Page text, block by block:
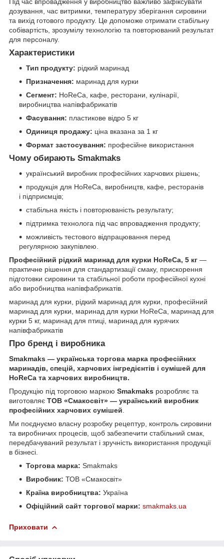
Під час впровадження у виробництво важливо зафіксувати
дозування, час витримки, температуру зберігання сировини
та вихід готового продукту. Це допоможе отримати стабільну
собівартість, зрозумілу технологію та повторюваний результат
для персоналу.
Характеристики
Тип продукту: рідкий маринад
Призначення: маринад для курки
Сегмент: HoReCa, кафе, ресторани, кулінарії,
виробництва напівфабрикатів
Фасування: пластикове відро 5 кг
Одиниця продажу: ціна вказана за 1 кг
Формат застосування: професійне використання
Чому обирають Smakmaks
український виробник професійних харчових рішень;
продукція для HoReCa, виробництв, кафе, ресторанів
і підприємців;
стабільна якість і повторюваність результату;
підтримка технолога під час впровадження продукту;
можливість тестового відпрацювання перед
регулярною закупівлею.
Професійний рідкий маринад для курки HoReCa, 5 кг —
практичне рішення для стандартизації смаку, прискорення
підготовки сировини та стабільної роботи професійної кухні
або виробництва напівфабрикатів.
маринад для курки, рідкий маринад для курки, професійний
маринад для курки, маринад для курки HoReCa, маринад для
курки 5 кг, маринад для птиці, маринад для курячих
напівфабрикатів
Про бренд і виробника
Smakmaks — українська торгова марка професійних
маринадів, спецій, харчових інгредієнтів і сумішей для
HoReCa та харчових виробництв.
Продукцію під торговою маркою Smakmaks розробляє та
виготовляє ТОВ «Смакосвіт» — український виробник
професійних харчових сумішей
Ми поєднуємо власну розробку рецептур, контроль сировини
та виробничих процесів, щоб забезпечити стабільний смак,
передбачуваний результат і зручність використання продукції
в бізнесі.
Торгова марка: Smakmaks
Виробник: ТОВ «Смакосвіт»
Країна виробництва: Україна
Офіційний сайт торгової марки: smakmaks.ua
Приховати